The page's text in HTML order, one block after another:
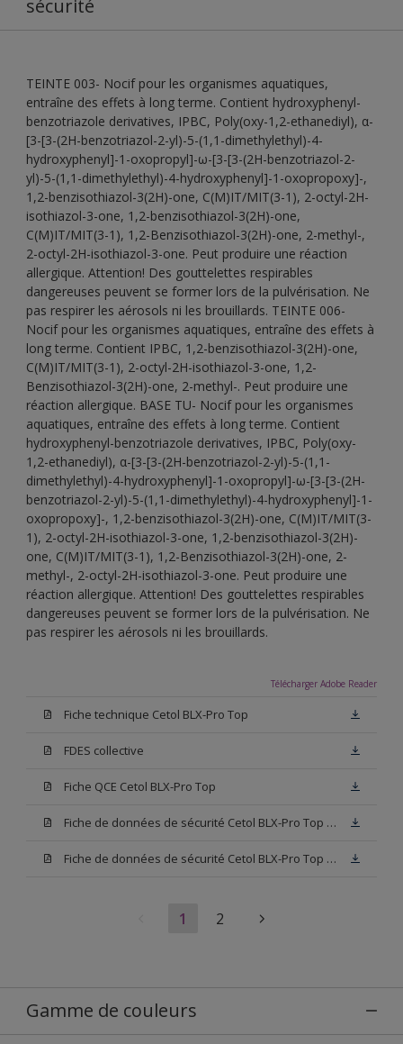
sécurité
TEINTE 003- Nocif pour les organismes aquatiques,
entraîne des effets à long terme. Contient hydroxyphenyl-
benzotriazole derivatives, IPBC, Poly(oxy-1,2-ethanediyl), α-
[3-[3-(2H-benzotriazol-2-yl)-5-(1,1-dimethylethyl)-4-
hydroxyphenyl]-1-oxopropyl]-ω-[3-[3-(2H-benzotriazol-2-
yl)-5-(1,1-dimethylethyl)-4-hydroxyphenyl]-1-oxopropoxy]-,
1,2-benzisothiazol-3(2H)-one, C(M)IT/MIT(3-1), 2-octyl-2H-
isothiazol-3-one, 1,2-benzisothiazol-3(2H)-one,
C(M)IT/MIT(3-1), 1,2-Benzisothiazol-3(2H)-one, 2-methyl-,
2-octyl-2H-isothiazol-3-one. Peut produire une réaction
allergique. Attention! Des gouttelettes respirables
dangereuses peuvent se former lors de la pulvérisation. Ne
pas respirer les aérosols ni les brouillards. TEINTE 006-
Nocif pour les organismes aquatiques, entraîne des effets à
long terme. Contient IPBC, 1,2-benzisothiazol-3(2H)-one,
C(M)IT/MIT(3-1), 2-octyl-2H-isothiazol-3-one, 1,2-
Benzisothiazol-3(2H)-one, 2-methyl-. Peut produire une
réaction allergique. BASE TU- Nocif pour les organismes
aquatiques, entraîne des effets à long terme. Contient
hydroxyphenyl-benzotriazole derivatives, IPBC, Poly(oxy-
1,2-ethanediyl), α-[3-[3-(2H-benzotriazol-2-yl)-5-(1,1-
dimethylethyl)-4-hydroxyphenyl]-1-oxopropyl]-ω-[3-[3-(2H-
benzotriazol-2-yl)-5-(1,1-dimethylethyl)-4-hydroxyphenyl]-1-
oxopropoxy]-, 1,2-benzisothiazol-3(2H)-one, C(M)IT/MIT(3-
1), 2-octyl-2H-isothiazol-3-one, 1,2-benzisothiazol-3(2H)-
one, C(M)IT/MIT(3-1), 1,2-Benzisothiazol-3(2H)-one, 2-
methyl-, 2-octyl-2H-isothiazol-3-one. Peut produire une
réaction allergique. Attention! Des gouttelettes respirables
dangereuses peuvent se former lors de la pulvérisation. Ne
pas respirer les aérosols ni les brouillards.
Télécharger Adobe Reader
Fiche technique Cetol BLX-Pro Top
FDES collective
Fiche QCE Cetol BLX-Pro Top
Fiche de données de sécurité Cetol BLX-Pro Top 003
Fiche de données de sécurité Cetol BLX-Pro Top Base TU
1 2
Gamme de couleurs